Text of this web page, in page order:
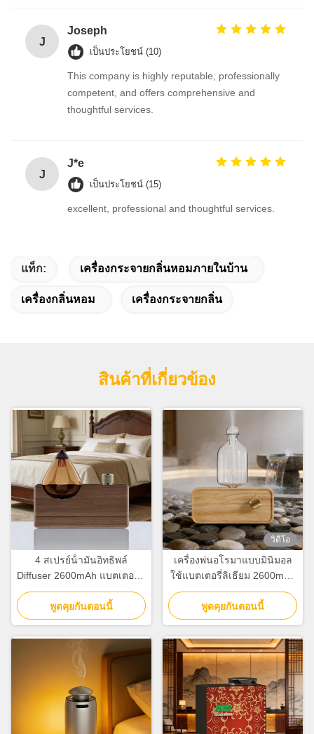
J
Joseph
เป็นประโยชน์ (10)
This company is highly reputable, professionally
competent, and offers comprehensive and
thoughtful services.
J
J*e
เป็นประโยชน์ (15)
excellent, professional and thoughtful services.
แท็ก: เครื่องกระจายกลิ่นหอมภายในบ้าน
เครื่องกลิ่นหอม เครื่องกระจายกลิ่น
สินค้าที่เกี่ยวข้อง
4 สเปรย์น้ํามันอิทธิพล์
Diffuser 2600mAh แบตเตอรี่ลิ
เดียม Aromatherapy Diffuser
สําหรับบ้าน
พูดคุยกันตอนนี้
วิดีโอ
เครื่องพ่นอโรมาแบบมินิมอล
ใช้แบตเตอรี่ลิเธียม 2600mAh
ระบบลมเย็น
พูดคุยกันตอนนี้